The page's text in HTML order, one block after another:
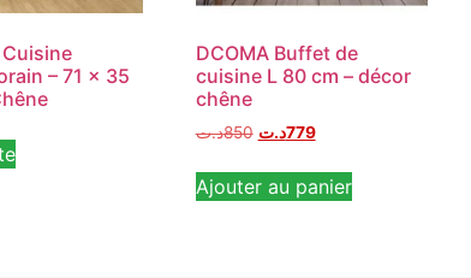
– 71 x 35
DCOMA Buffet de
cuisine L 80 cm – décor
chêne
850د.ت 779د.ت
Ajouter au panier